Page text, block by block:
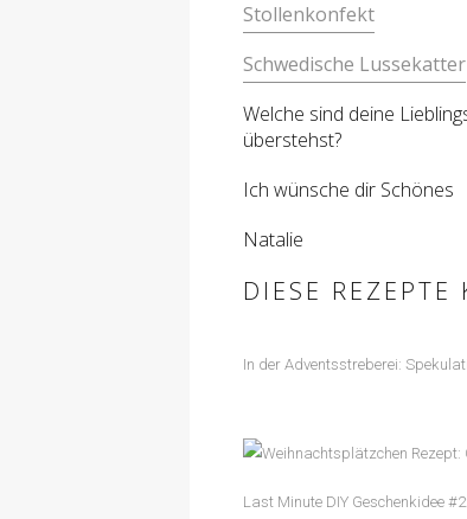
Stollenkonfekt
Schwedische Lussekatter
Welche sind deine
überstehst?
Ich wünsche dir Schönes
Natalie
DIESE REZEPTE
In der Adventsstreberei:
Last Minute DIY Geschenkidee